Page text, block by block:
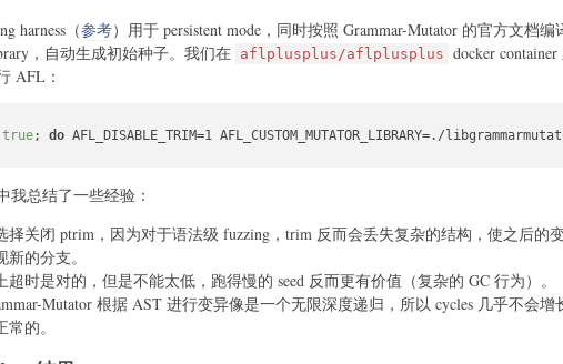
mutated_tree;
harness（参考）用于 persistent mode，同时按照 Grammar-Mutator 的官方文档编
，自动生成初始种子。我们在 aflplusplus/aflplusplus docker
AFL：
true; do AFL_DISABLE_TRIM=1 AFL_CUSTOM_MUTATOR_LIBRARY=./
我总结了一些经验：
择关闭 ptrim，因为对于语法级 fuzzing，trim 反而会丢失复杂的结构，使之后的
新的分支。
超时是对的，但是不能太低，跑得慢的 seed 反而更有价值（复杂的 GC 行为）。
Mutator 根据 AST 进行变异像是一个无限深度递归，所以 cycles 几乎不会增
常的。